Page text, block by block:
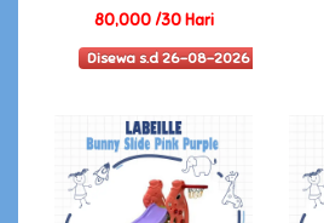
80,000 /30 Hari
Disewa s.d 26-08-2026